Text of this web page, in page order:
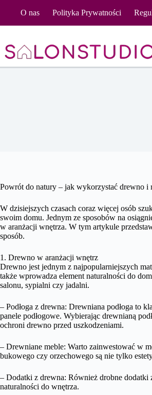
O nas Polityka Prywatności
Powrót do natury – jak wykorzystać drewno i
W dzisiejszych czasach coraz więcej osób
swoim domu. Jednym ze sposobów na
w aranżacji wnętrza. W tym artykule
sposób.
1. Drewno w aranżacji wnętrz
Drewno jest jednym z najpopularniejszych
także wprowadza element naturalności do
salonu, sypialni czy jadalni.
– Podłoga z drewna: Drewniana podłoga to
panele podłogowe. Wybierając drewnianą
ochroni drewno przed uszkodzeniami.
– Drewniane meble: Warto zainwestować w
bukowego czy orzechowego są nie tylko
– Dodatki z drewna: Również drobne dodatki
naturalności do wnętrza.